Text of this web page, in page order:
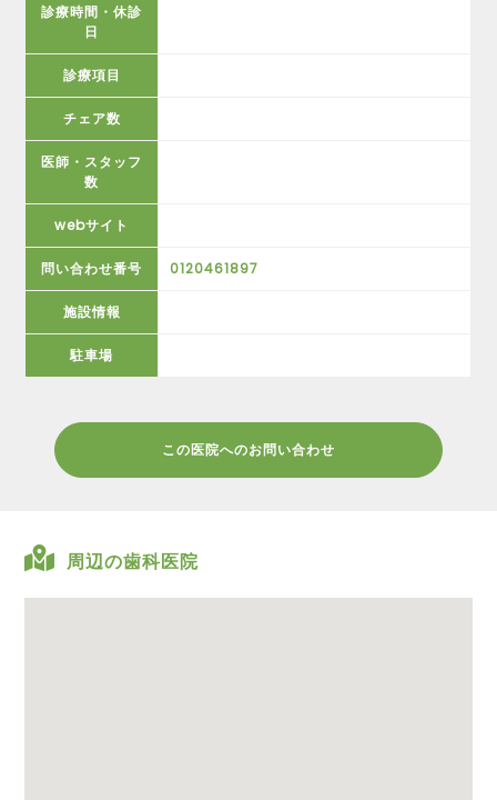
診療時間・休診
日
診療項目
チェア数
医師・スタッフ
数
webサイト
問い合わせ番号 0120461897
施設情報
駐車場
この医院へのお問い合わせ
周辺の歯科医院